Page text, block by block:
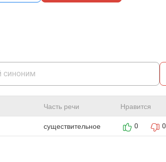
Часть речи Нравится
существительное 0 0